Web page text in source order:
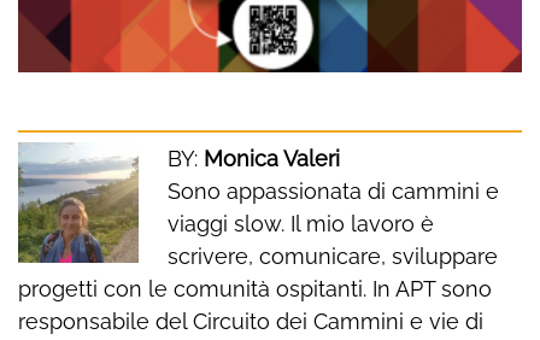
BY: Monica Valeri
Sono appassionata di cammini e
viaggi slow. Il mio lavoro è
scrivere, comunicare, sviluppare
progetti con le comunità ospitanti. In APT sono
responsabile del Circuito dei Cammini e vie di